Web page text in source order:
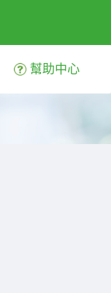
幫助中心